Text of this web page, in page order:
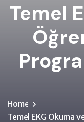
Temel
Home
Temel EKG Okuma